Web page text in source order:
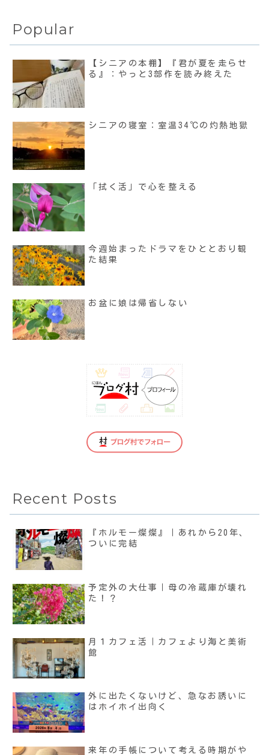
Popular
【シニアの本棚】『君が夏を走らせ
る』：やっと3部作を読み終えた
シニアの寝室：室温34℃の灼熱地獄
「拭く活」で心を整える
今週始まったドラマをひととおり観
た結果
お盆に娘は帰省しない
Recent Posts
『ホルモー燦燦』｜あれから20年、
ついに完結
予定外の大仕事｜母の冷蔵庫が壊れ
た！？
月１カフェ活｜カフェより海と美術
館
外に出たくないけど、急なお誘いに
はホイホイ出向く
来年の手帳について考える時期がや